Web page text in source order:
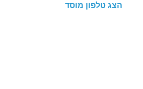
הצג טלפון מוסד